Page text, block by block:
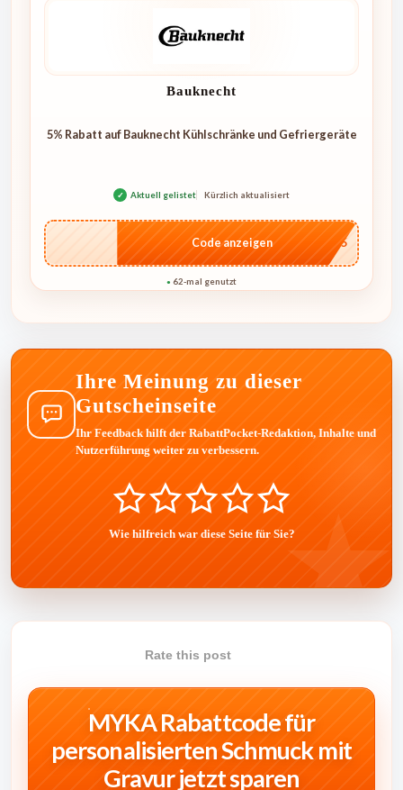
Bauknecht
5% Rabatt auf Bauknecht Kühlschränke und Gefriergeräte
✓ Aktuell gelistet Kürzlich aktualisiert
…IAL5
Code anzeigen
● 62-mal genutzt
Ihre Meinung zu dieser
Gutscheinseite
Ihr Feedback hilft der RabattPocket-Redaktion, Inhalte und
Nutzerführung weiter zu verbessern.
Wie hilfreich war diese Seite für Sie?
Rate this post
MYKA Rabattcode für
personalisierten Schmuck mit
Gravur jetzt sparen